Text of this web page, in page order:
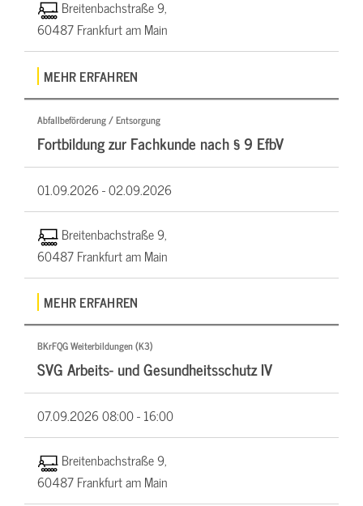
Breitenbachstraße 9,
60487 Frankfurt am Main
MEHR ERFAHREN
Abfallbeförderung / Entsorgung
Fortbildung zur Fachkunde nach § 9 EfbV
01.09.2026 -02.09.2026
Breitenbachstraße 9,
60487 Frankfurt am Main
MEHR ERFAHREN
BKrFQG Weiterbildungen (K3)
SVG Arbeits- und Gesundheitsschutz IV
07.09.202608:00 - 16:00
Breitenbachstraße 9,
60487 Frankfurt am Main